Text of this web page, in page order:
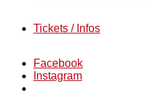
Tickets / Infos
Facebook
Instagram